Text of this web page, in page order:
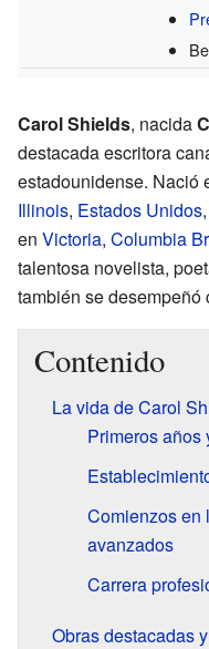
Carol Shields, nacida
destacada escritora
estadounidense. Nació
Illinois, Estados Unidos
en Victoria, Columbia
talentosa novelista,
también se desempeñó
Contenido
La vida de Carol
Primeros años
Comienzos en
avanzados
Carrera
Obras destacadas